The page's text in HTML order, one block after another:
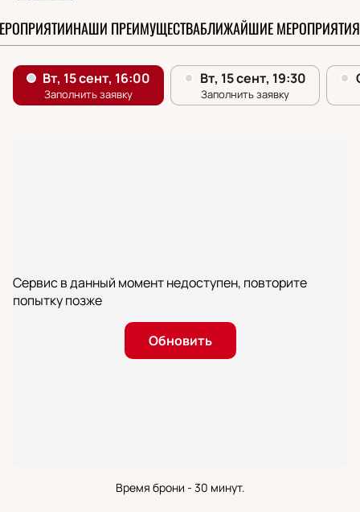
НАШИ ПРЕИМУЩЕСТВАБЛИЖАЙШИЕ МЕРОПРИЯТИЯ
Сервис в данный момент недоступен, повторите
попытку позже
Обновить
Время брони - 30 минут.